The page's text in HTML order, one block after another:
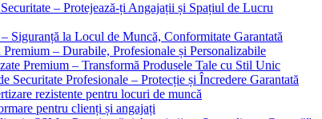
– Protejează-ți Angajații și Spațiul de Lucru
Siguranță la Locul de Muncă, Conformitate Garantată
– Durabile, Profesionale și Personalizabile
Premium – Transformă Produsele Tale cu Stil Unic
Securitate Profesionale – Protecție și Încredere Garantată
rezistente pentru locuri de muncă
pentru clienți și angajați